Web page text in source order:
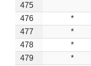
475
476
*
477
*
478
*
479
*